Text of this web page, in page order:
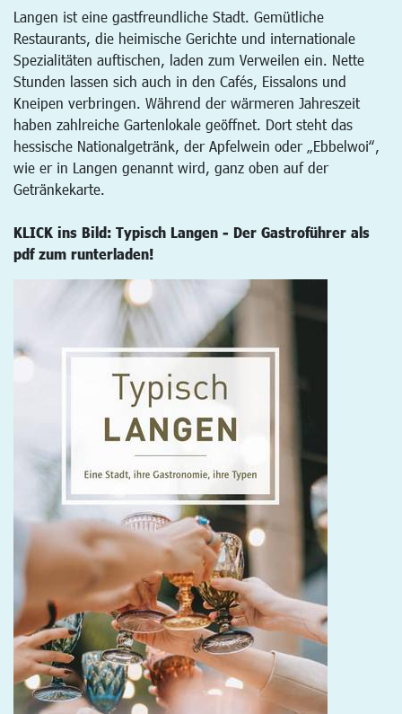
Langen ist eine gastfreundliche Stadt. Gemütliche
Restaurants, die heimische Gerichte und internationale
Spezialitäten auftischen, laden zum Verweilen ein. Nette
Stunden lassen sich auch in den Cafés, Eissalons und
Kneipen verbringen. Während der wärmeren Jahreszeit
haben zahlreiche Gartenlokale geöffnet. Dort steht das
hessische Nationalgetränk, der Apfelwein oder „Ebbelwoi“,
wie er in Langen genannt wird, ganz oben auf der
Getränkekarte.
KLICK ins Bild: Typisch Langen - Der Gastroführer als
pdf zum runterladen!